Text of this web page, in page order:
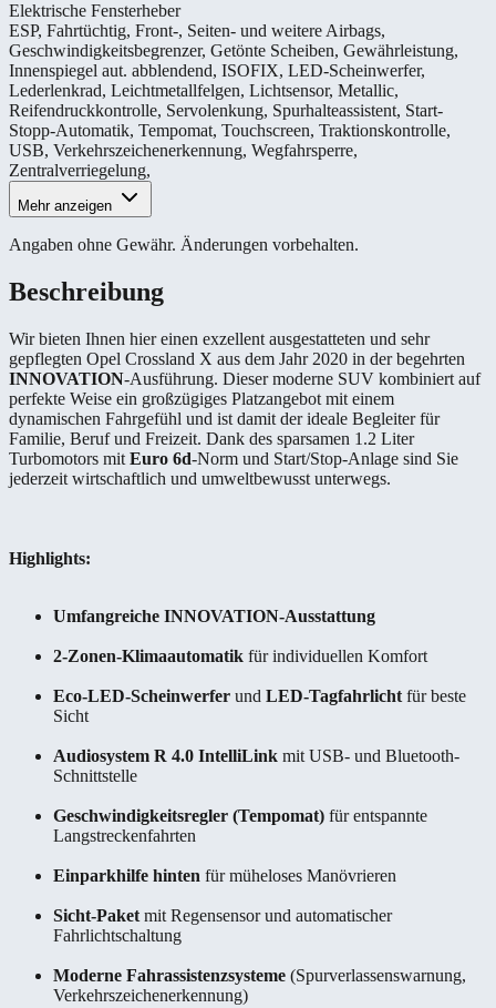
Elektrische Fensterheber
ESP, Fahrtüchtig, Front-, Seiten- und weitere Airbags,
Geschwindigkeitsbegrenzer, Getönte Scheiben, Gewährleistung,
Innenspiegel aut. abblendend, ISOFIX, LED-Scheinwerfer,
Lederlenkrad, Leichtmetallfelgen, Lichtsensor, Metallic,
Reifendruckkontrolle, Servolenkung, Spurhalteassistent, Start-
Stopp-Automatik, Tempomat, Touchscreen, Traktionskontrolle,
USB, Verkehrszeichenerkennung, Wegfahrsperre,
Zentralverriegelung,
Mehr anzeigen
Angaben ohne Gewähr. Änderungen vorbehalten.
Beschreibung
Wir bieten Ihnen hier einen exzellent ausgestatteten und sehr
gepflegten Opel Crossland X aus dem Jahr 2020 in der begehrten
INNOVATION-Ausführung. Dieser moderne SUV kombiniert auf
perfekte Weise ein großzügiges Platzangebot mit einem
dynamischen Fahrgefühl und ist damit der ideale Begleiter für
Familie, Beruf und Freizeit. Dank des sparsamen 1.2 Liter
Turbomotors mit Euro 6d-Norm und Start/Stop-Anlage sind Sie
jederzeit wirtschaftlich und umweltbewusst unterwegs.
Highlights:
Umfangreiche INNOVATION-Ausstattung
2-Zonen-Klimaautomatik für individuellen Komfort
Eco-LED-Scheinwerfer und LED-Tagfahrlicht für beste
Sicht
Audiosystem R 4.0 IntelliLink mit USB- und Bluetooth-
Schnittstelle
Geschwindigkeitsregler (Tempomat) für entspannte
Langstreckenfahrten
Einparkhilfe hinten für müheloses Manövrieren
Sicht-Paket mit Regensensor und automatischer
Fahrlichtschaltung
Moderne Fahrassistenzsysteme (Spurverlassenswarnung,
Verkehrszeichenerkennung)